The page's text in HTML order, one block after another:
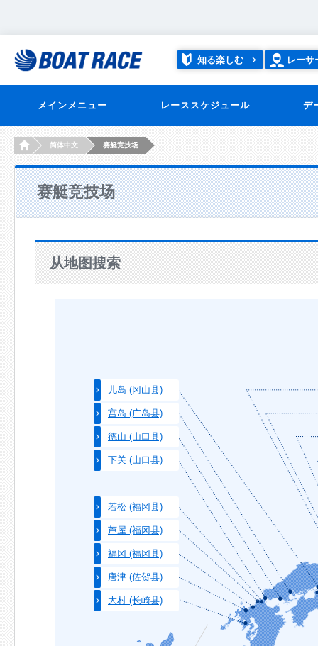
知る楽しむ レーサ
メインメニュー レーススケジュール デ
HOME简体中文 赛艇竞技场
赛艇竞技场
从地图搜索
儿岛 (冈山县)
宫岛 (广岛县)
德山 (山口县)
下关 (山口县)
若松 (福冈县)
芦屋 (福冈县)
福冈 (福冈县)
唐津 (佐贺县)
大村 (长崎县)